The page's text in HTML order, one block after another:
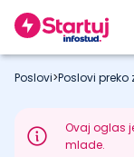
Poslovi>Poslovi
Ovaj oglas
mlade.